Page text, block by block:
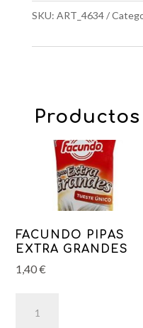
SKU: ART_4634
FACUNDO PIPAS
EXTRA GRANDES
1,40€
PIPAS